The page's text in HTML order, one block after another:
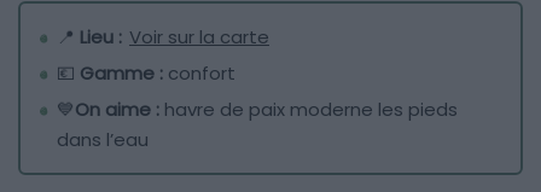
📍 Lieu : Voir sur la carte
💶 Gamme : confort
💙On aime : havre de paix moderne les pieds
dans l’eau